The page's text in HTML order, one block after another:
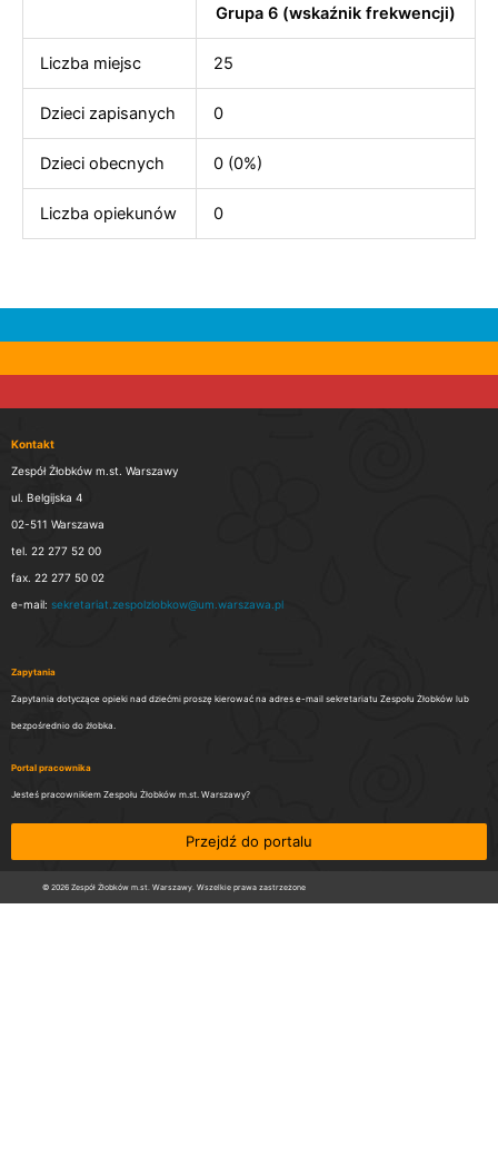
Grupa 6 (wskaźnik frekwencji)
Liczba miejsc 25
Dzieci zapisanych 0
Dzieci obecnych 0 (0%)
Liczba opiekunów 0
Kontakt
Zespół Żłobków m.st. Warszawy
ul. Belgijska 4
02-511 Warszawa
tel. 22 277 52 00
fax. 22 277 50 02
e-mail: sekretariat.zespolzlobkow@um.warszawa.pl
Zapytania
Zapytania dotyczące opieki nad dziećmi proszę kierować na adres e-mail sekretariatu Zespołu Żłobków lub
bezpośrednio do żłobka.
Portal pracownika
Jesteś pracownikiem Zespołu Żłobków m.st. Warszawy?
Przejdź do portalu
© 2026 Zespół Żłobków m.st. Warszawy. Wszelkie prawa zastrzeżone